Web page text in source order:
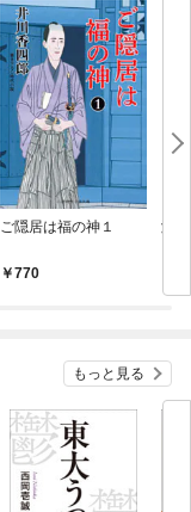
ご隠居は福の神１
770
濡
もっと見る